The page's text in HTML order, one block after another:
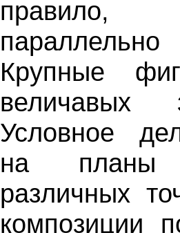
правило,
Крупные
величавых
Условное
на планы
различных
композиции